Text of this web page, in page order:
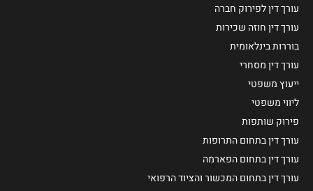
עורך דין לפירוק חברה
עורך דין חוזה שכירות
בוררות בינלאומית
עורך דין מסחרי
ייעוץ משפטי
ליווי משפטי
פירוק שותפות
עורך דין בתחום התרופות
עורך דין בתחום הפארמה
עורך דין בתחום המכשור והציוד הרפואי